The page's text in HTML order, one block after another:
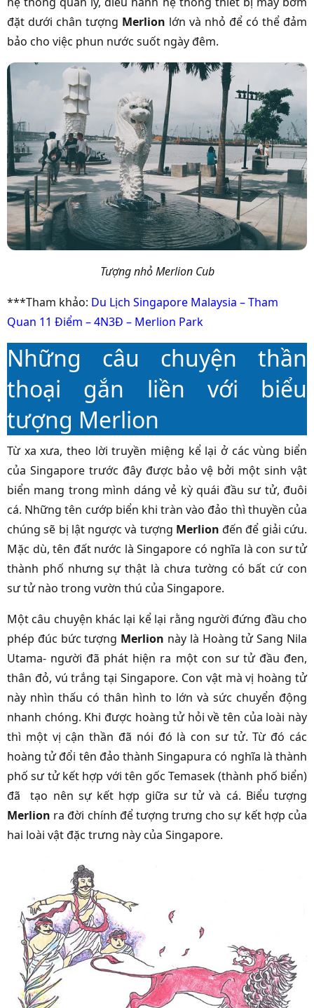
đặt dưới chân tượng Merlion lớn và nhỏ để có thể đảm
bảo cho việc phun nước suốt ngày đêm.
Tượng nhỏ Merlion Cub
***Tham khảo: Du Lịch Singapore Malaysia – Tham
Quan 11 Điểm – 4N3Đ – Merlion Park
Những câu chuyện thần
thoại gắn liền với biểu
tượng Merlion
Từ xa xưa, theo lời truyền miệng kể lại ở các vùng biển
của Singapore trước đây được bảo vệ bởi một sinh vật
biển mang trong mình dáng vẻ kỳ quái đầu sư tử, đuôi
cá. Những tên cướp biển khi tràn vào đảo thì thuyền của
chúng sẽ bị lật ngược và tượng Merlion đến để giải cứu.
Mặc dù, tên đất nước là Singapore có nghĩa là con sư tử
thành phố nhưng sự thật là chưa tường có bất cứ con
sư tử nào trong vườn thú của Singapore.
Một câu chuyện khác lại kể lại rằng người đứng đầu cho
phép đúc bức tượng Merlion này là Hoàng tử Sang Nila
Utama- người đã phát hiện ra một con sư tử đầu đen,
thân đỏ, vú trắng tại Singapore. Con vật mà vị hoàng tử
này nhìn thấu có thân hình to lớn và sức chuyển động
nhanh chóng. Khi được hoàng tử hỏi về tên của loài này
thì một vị cận thần đã nói đó là con sư tử. Từ đó các
hoàng tử đổi tên đảo thành Singapura có nghĩa là thành
phố sư tử kết hợp với tên gốc Temasek (thành phố biển)
đã tạo nên sự kết hợp giữa sư tử và cá. Biểu tượng
Merlion ra đời chính để tượng trưng cho sự kết hợp của
hai loài vật đặc trưng này của Singapore.